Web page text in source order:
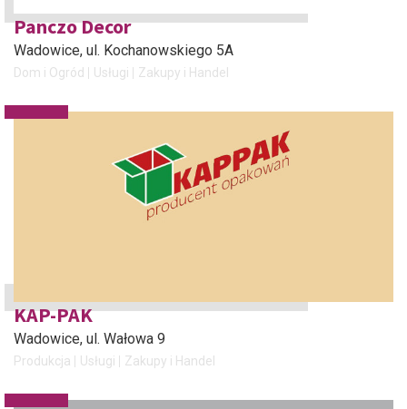
Panczo Decor
Wadowice, ul. Kochanowskiego 5A
Dom i Ogród Usługi Zakupy i Handel
KAP-PAK
Wadowice, ul. Wałowa 9
Produkcja Usługi Zakupy i Handel